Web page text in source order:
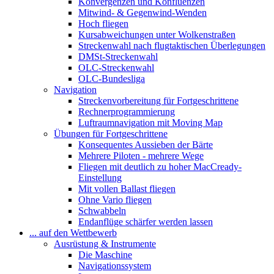
Mitwind- & Gegenwind-Wenden
Hoch fliegen
Kursabweichungen unter Wolkenstraßen
Streckenwahl nach flugtaktischen Überlegungen
DMSt-Streckenwahl
OLC-Streckenwahl
OLC-Bundesliga
Navigation
Streckenvorbereitung für Fortgeschrittene
Rechnerprogrammierung
Luftraumnavigation mit Moving Map
Übungen für Fortgeschrittene
Konsequentes Aussieben der Bärte
Mehrere Piloten - mehrere Wege
Fliegen mit deutlich zu hoher MacCready-
Einstellung
Mit vollen Ballast fliegen
Ohne Vario fliegen
Schwabbeln
Endanflüge schärfer werden lassen
... auf den Wettbewerb
Ausrüstung & Instrumente
Die Maschine
Navigationssystem